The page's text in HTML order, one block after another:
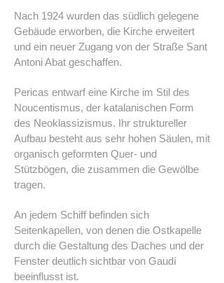
Nach 1924 wurden das südlich gelegene
Gebäude erworben, die Kirche erweitert
und ein neuer Zugang von der Straße Sant
Antoni Abat geschaffen.
Pericas entwarf eine Kirche im Stil des
Noucentismus, der katalanischen Form
des Neoklassizismus. Ihr struktureller
Aufbau besteht aus sehr hohen Säulen, mit
organisch geformten Quer- und
Stützbögen, die zusammen die Gewölbe
tragen.
An jedem Schiff befinden sich
Seitenkapellen, von denen die Ostkapelle
durch die Gestaltung des Daches und der
Fenster deutlich sichtbar von Gaudí
beeinflusst ist.